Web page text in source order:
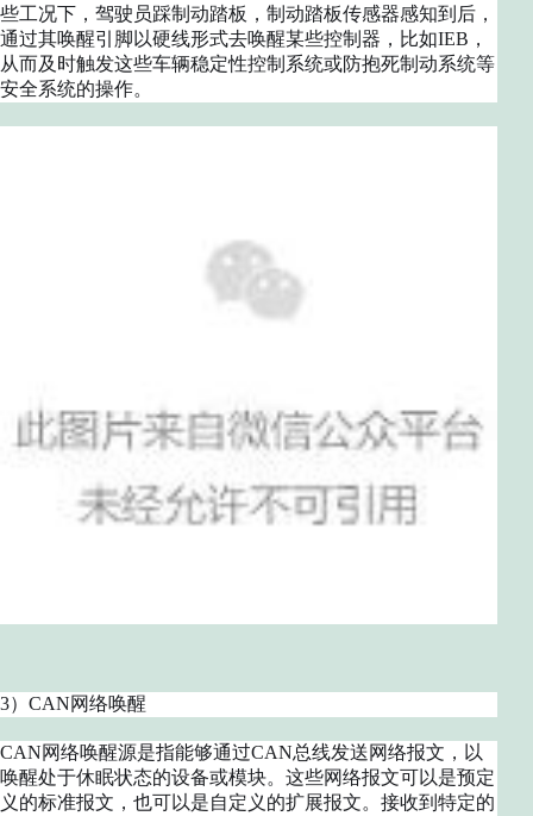
些工况下，驾驶员踩制动踏板，制动踏板传感器感知到后，
通过其唤醒引脚以硬线形式去唤醒某些控制器，比如IEB，
从而及时触发这些车辆稳定性控制系统或防抱死制动系统等
安全系统的操作。
3）CAN网络唤醒
CAN网络唤醒源是指能够通过CAN总线发送网络报文，以
唤醒处于休眠状态的设备或模块。这些网络报文可以是预定
义的标准报文，也可以是自定义的扩展报文。接收到特定的